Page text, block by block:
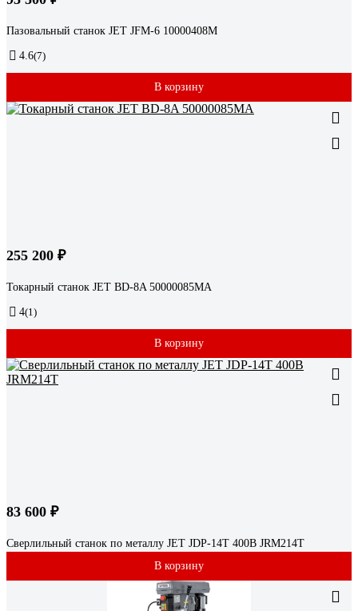
Пазовальный станок JET JFM-6 10000408M
4.6(7)
В корзину
255 200 ₽
Токарный станок JET BD-8A 50000085MA
4(1)
В корзину
83 600 ₽
Сверлильный станок по металлу JET JDP-14T 400В JRM214T
В корзину